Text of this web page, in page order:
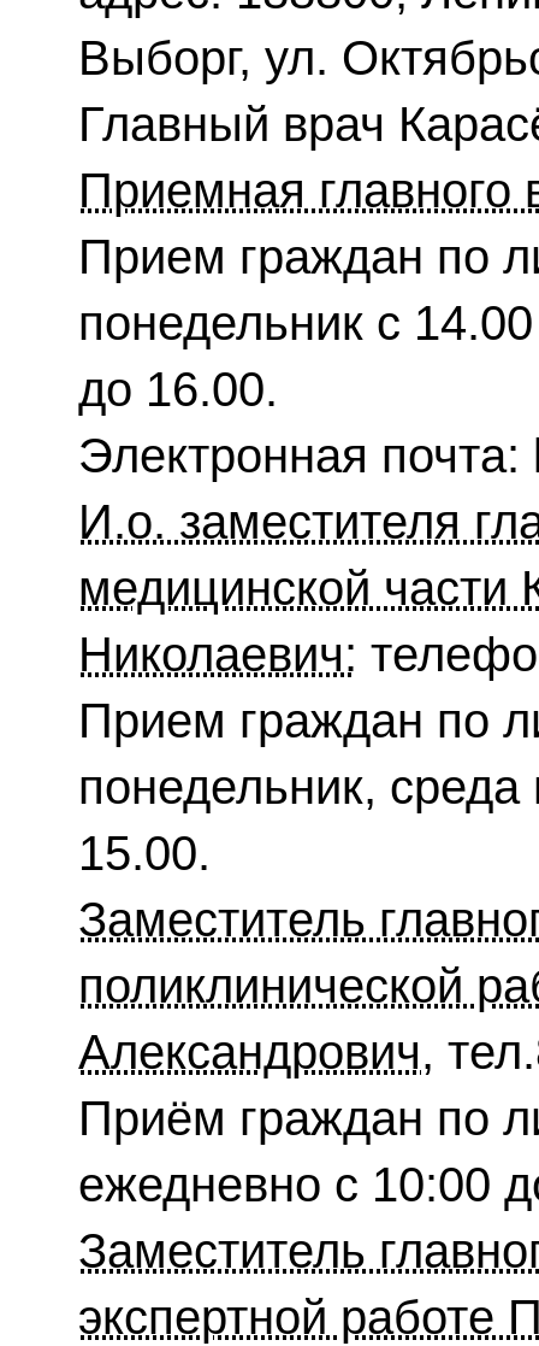
Выборг, ул.
Главный врач
Приемная главного
Прием граждан по
понедельник с
до 16.00.
Электронная
И.о. заместителя
медицинской части
Николаевич:
Прием граждан по
понедельник,
15.00.
Заместитель
поликлинической
Александрович,
Приём граждан по
ежедневно с 10:00
Заместитель
экспертной работе